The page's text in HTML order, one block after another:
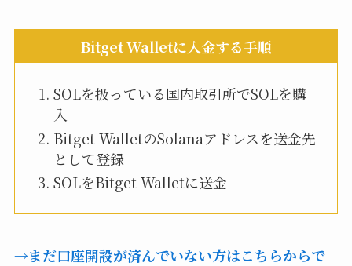
Bitget Walletに入金する手順
SOLを扱っている国内取引所でSOLを購
入
Bitget WalletのSolanaアドレスを送金先
として登録
SOLをBitget Walletに送金
→まだ口座開設が済んでいない方はこちらからで